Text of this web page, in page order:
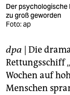
veranstaltungen
shop
fragen & hilfe
unterstützen
abo
Der psychologische
zu groß geworden
Foto: ap
dpa | Die
Rettungsschiff
Wochen auf
Menschen